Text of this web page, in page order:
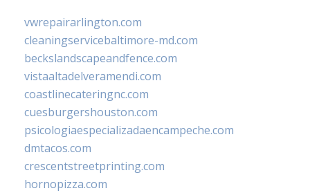
vwrepairarlington.com
cleaningservicebaltimore-md.com
beckslandscapeandfence.com
vistaaltadelveramendi.com
coastlinecateringnc.com
cuesburgershouston.com
psicologiaespecializadaencampeche.com
dmtacos.com
crescentstreetprinting.com
hornopizza.com